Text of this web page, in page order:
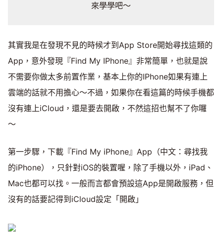
來學學吧～
其實我是在發現不見的時候才到App Store開始尋找這類的
App，意外發現『Find My IPhone』非常簡單，也就是說
不需要你做太多前置作業，基本上你的IPhone如果有連上
雲端的話就不用擔心～不過，如果你在看這篇的時候手機都
沒有連上iCloud，還是要去開啟，不然這招也幫不了你囉
～
第一步驟，下載『Find My iPhone』App（中文：尋找我
的iPhone），只針對iOS的裝置喔，除了手機以外，iPad、
Mac也都可以找。一般而言都會預設這App是開啟服務，但
沒有的話要記得到iCloud設定「開啟」